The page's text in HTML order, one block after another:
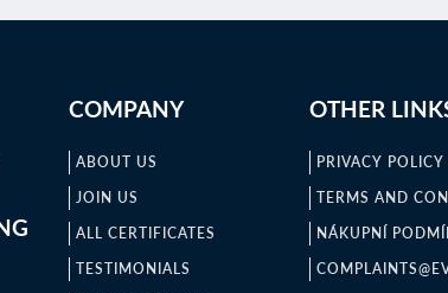
COMPANY
ABOUT US
JOIN US
ALL CERTIFICATES
TESTIMONIALS
OTHER
PRIVACY POLICY
TERMS AND
NÁKUPNÍ